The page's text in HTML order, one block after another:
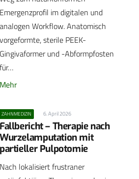
Emergenzprofil im digitalen und
analogen Workflow. Anatomisch
vorgeformte, sterile PEEK-
Gingivaformer und -Abformpfosten
für…
Mehr
ZAHNMEDIZIN 6. April 2026
Fallbericht – Therapie nach
Wurzelamputation mit
partieller Pulpotomie
Nach lokalisiert frustraner